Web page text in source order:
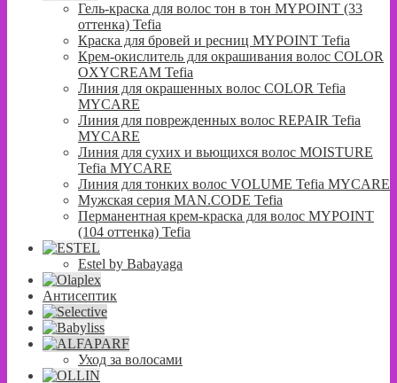
Гель-краска для волос тон в тон MYPOINT (33
оттенка) Tefia
Краска для бровей и ресниц MYPOINT Tefia
Крем-окислитель для окрашивания волос COLOR
OXYCREAM Tefia
Линия для окрашенных волос COLOR Tefia
MYCARE
Линия для поврежденных волос REPAIR Tefia
MYCARE
Линия для сухих и вьющихся волос MOISTURE
Tefia MYCARE
Линия для тонких волос VOLUME Tefia MYCARE
Мужская серия MAN.CODE Tefia
Перманентная крем-краска для волос MYPOINT
(104 оттенка) Tefia
Estel by Babayaga
Антисептик
Уход за волосами